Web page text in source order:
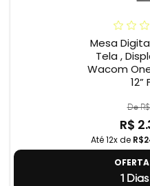
Mesa
Tela ,
Wacom One
12”
De
R$
Até 12x de
1